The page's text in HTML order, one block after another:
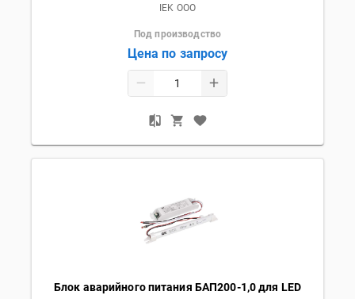
IEK OOO
Под производство
Цена по запросу
Блок аварийного питания БАП200-1,0 для LED